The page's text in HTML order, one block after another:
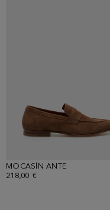
MOCASÍN ANTE
218,00 €